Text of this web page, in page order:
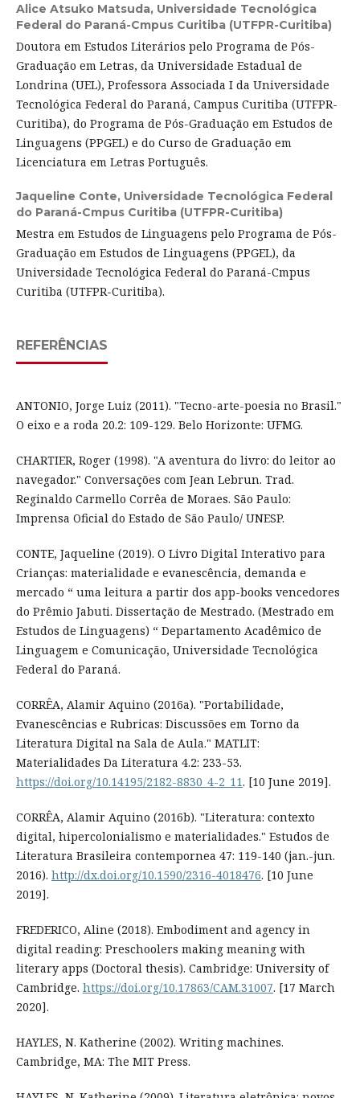
Alice Atsuko Matsuda, Universidade Tecnológica
Federal do Paraná-Cmpus Curitiba (UTFPR-Curitiba)
Doutora em Estudos Literários pelo Programa de Pós-
Graduação em Letras, da Universidade Estadual de
Londrina (UEL), Professora Associada I da Universidade
Tecnológica Federal do Paraná, Campus Curitiba (UTFPR-
Curitiba), do Programa de Pós-Graduação em Estudos de
Linguagens (PPGEL) e do Curso de Graduação em
Licenciatura em Letras Português.
Jaqueline Conte, Universidade Tecnológica Federal
do Paraná-Cmpus Curitiba (UTFPR-Curitiba)
Mestra em Estudos de Linguagens pelo Programa de Pós-
Graduação em Estudos de Linguagens (PPGEL), da
Universidade Tecnológica Federal do Paraná-Cmpus
Curitiba (UTFPR-Curitiba).
REFERÊNCIAS
ANTONIO, Jorge Luiz (2011). "Tecno-arte-poesia no Brasil."
O eixo e a roda 20.2: 109-129. Belo Horizonte: UFMG.
CHARTIER, Roger (1998). "A aventura do livro: do leitor ao
navegador." Conversações com Jean Lebrun. Trad.
Reginaldo Carmello Corrêa de Moraes. São Paulo:
Imprensa Oficial do Estado de São Paulo/ UNESP.
CONTE, Jaqueline (2019). O Livro Digital Interativo para
Crianças: materialidade e evanescência, demanda e
mercado “ uma leitura a partir dos app-books vencedores
do Prêmio Jabuti. Dissertação de Mestrado. (Mestrado em
Estudos de Linguagens) “ Departamento Acadêmico de
Linguagem e Comunicação, Universidade Tecnológica
Federal do Paraná.
CORRÊA, Alamir Aquino (2016a). "Portabilidade,
Evanescências e Rubricas: Discussões em Torno da
Literatura Digital na Sala de Aula." MATLIT:
Materialidades Da Literatura 4.2: 233-53.
https://doi.org/10.14195/2182-8830_4-2_11. [10 June 2019].
CORRÊA, Alamir Aquino (2016b). "Literatura: contexto
digital, hipercolonialismo e materialidades." Estudos de
Literatura Brasileira contempornea 47: 119-140 (jan.-jun.
2016). http://dx.doi.org/10.1590/2316-4018476. [10 June
2019].
FREDERICO, Aline (2018). Embodiment and agency in
digital reading: Preschoolers making meaning with
literary apps (Doctoral thesis). Cambridge: University of
Cambridge. https://doi.org/10.17863/CAM.31007. [17 March
2020].
HAYLES, N. Katherine (2002). Writing machines.
Cambridge, MA: The MIT Press.